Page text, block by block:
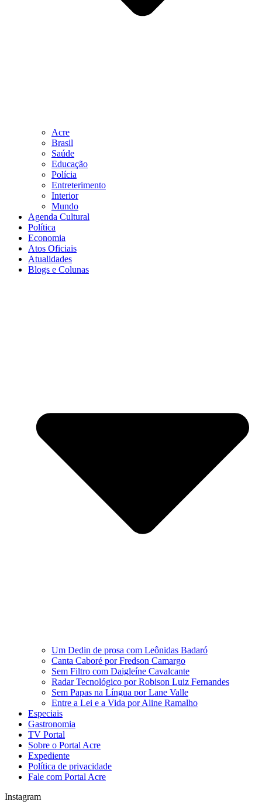
Acre
Brasil
Saúde
Educação
Polícia
Entreterimento
Interior
Mundo
Agenda Cultural
Política
Economia
Atos Oficiais
Atualidades
Blogs e Colunas
Um Dedin de prosa com Leônidas Badaró
Canta Caboré por Fredson Camargo
Sem Filtro com Daigleíne Cavalcante
Radar Tecnológico por Robison Luiz Fernandes
Sem Papas na Língua por Lane Valle
Entre a Lei e a Vida por Aline Ramalho
Especiais
Gastronomia
TV Portal
Sobre o Portal Acre
Expediente
Política de privacidade
Fale com Portal Acre
Instagram